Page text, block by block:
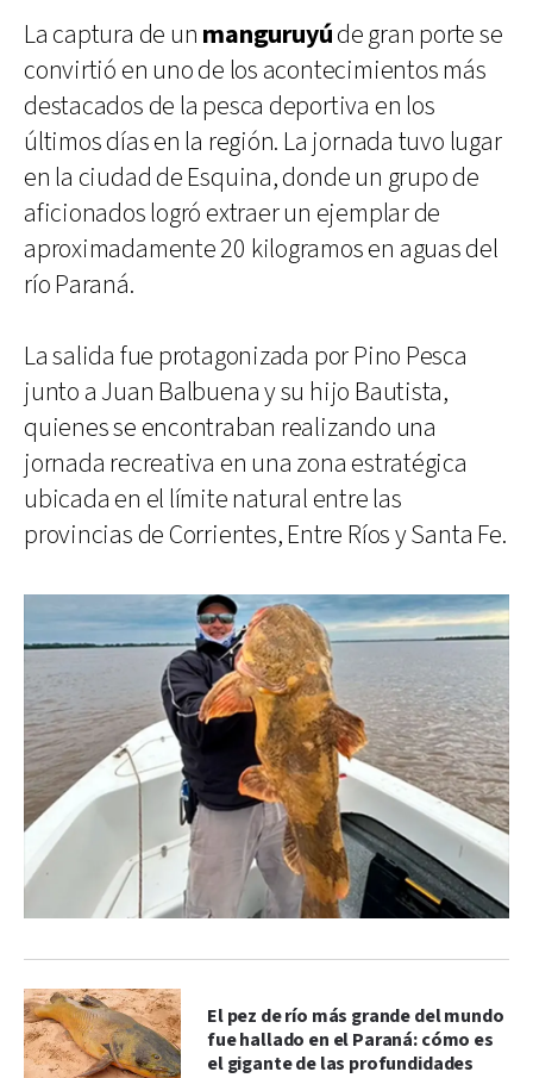
La captura de un manguruyúde gran porte se
convirtió en uno de los acontecimientos más
destacados de la pesca deportiva en los
últimos días en la región. La jornada tuvo lugar
en la ciudad de Esquina, donde un grupo de
aficionados logró extraer un ejemplar de
aproximadamente 20 kilogramos en aguas del
río Paraná.
La salida fue protagonizada por Pino Pesca
junto a Juan Balbuena y su hijo Bautista,
quienes se encontraban realizando una
jornada recreativa en una zona estratégica
ubicada en el límite natural entre las
provincias de Corrientes, Entre Ríos y Santa Fe.
El pez de río más grande del mundo
fue hallado en el Paraná: cómo es
el gigante de las profundidades